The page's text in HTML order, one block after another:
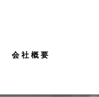
会社概要